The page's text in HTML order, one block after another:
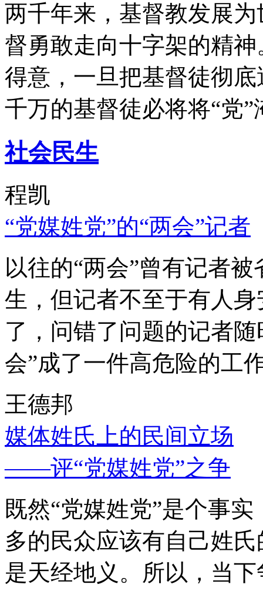
两千年来，基督教发展
督勇敢走向十字架的精
得意，一旦把基督徒彻
千万的基督徒必将将“党”
社会民生
程凯
“党媒姓党”的“两会”记者
以往的“两会”曾有记者
生，但记者不至于有人
了，问错了问题的记者
会”成了一件高危险的工
王德邦
媒体姓氏上的民间立场
——评“党媒姓党”之争
既然“党媒姓党”是个事
多的民众应该有自己姓
是天经地义。所以，当